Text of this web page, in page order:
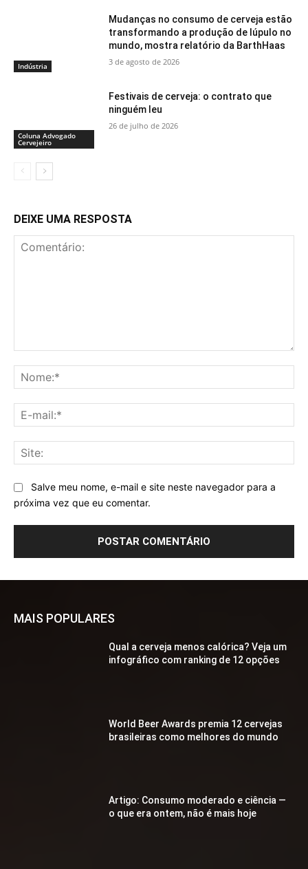
Indústria
Mudanças no consumo de cerveja estão
transformando a produção de lúpulo no
mundo, mostra relatório da BarthHaas
3 de agosto de 2026
Coluna Advogado
Cervejeiro
Festivais de cerveja: o contrato que
ninguém leu
26 de julho de 2026
DEIXE UMA RESPOSTA
Salve meu nome, e-mail e site neste navegador para a
próxima vez que eu comentar.
MAIS POPULARES
Qual a cerveja menos calórica? Veja um
infográfico com ranking de 12 opções
World Beer Awards premia 12 cervejas
brasileiras como melhores do mundo
Artigo: Consumo moderado e ciência —
o que era ontem, não é mais hoje